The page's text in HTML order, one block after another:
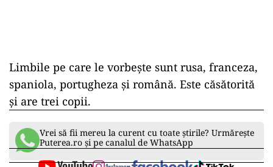
Limbile pe care le vorbește sunt rusa, franceza,
spaniola, portugheza și română. Este căsătorită
și are trei copii.
Vrei să fii mereu la curent cu toate știrile? Urmărește
Puterea.ro și pe canalul de WhatsApp